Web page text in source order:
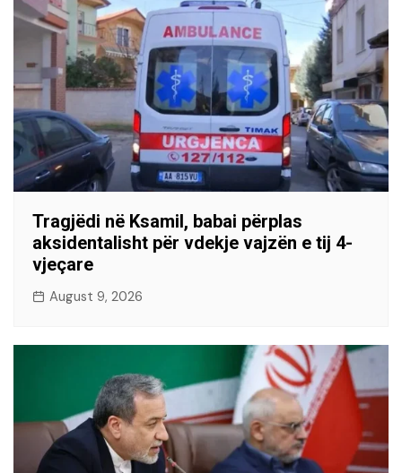
Tragjëdi në Ksamil, babai përplas
aksidentalisht për vdekje vajzën e tij 4-
vjeçare
August 9, 2026